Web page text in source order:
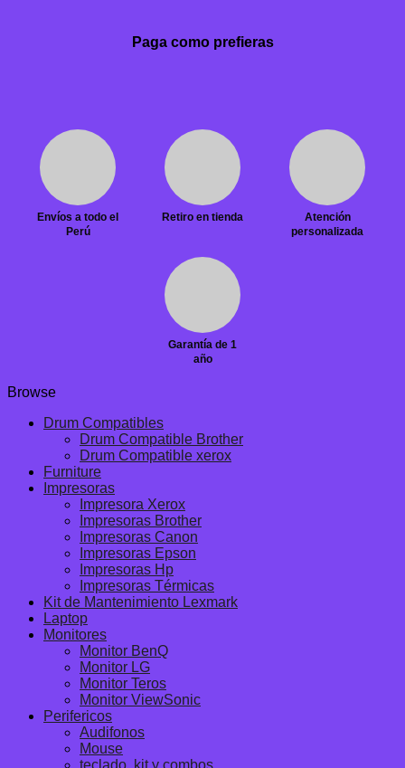
Paga como prefieras
Envíos a todo el
Perú
Retiro en tienda
Atención
personalizada
Garantía de 1
año
Browse
Drum Compatibles
Drum Compatible Brother
Drum Compatible xerox
Furniture
Impresoras
Impresora Xerox
Impresoras Brother
Impresoras Canon
Impresoras Epson
Impresoras Hp
Impresoras Térmicas
Kit de Mantenimiento Lexmark
Laptop
Monitores
Monitor BenQ
Monitor LG
Monitor Teros
Monitor ViewSonic
Perifericos
Audifonos
Mouse
teclado, kit y combos